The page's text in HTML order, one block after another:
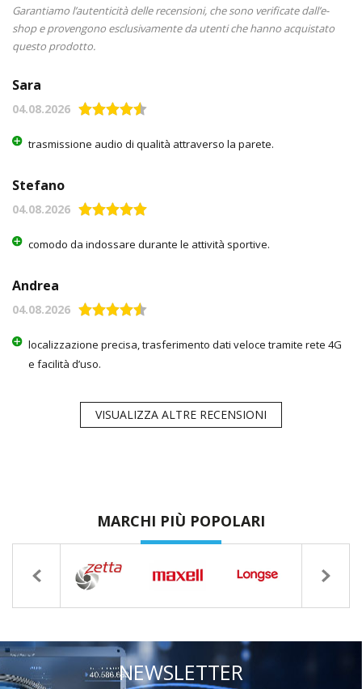
Garantiamo l’autenticità delle recensioni, che sono verificate dall’e-
shop e provengono esclusivamente da utenti che hanno acquistato
questo prodotto.
Sara
04.08.2026
trasmissione audio di qualità attraverso la parete.
Stefano
04.08.2026
comodo da indossare durante le attività sportive.
Andrea
04.08.2026
localizzazione precisa, trasferimento dati veloce tramite rete 4G
e facilità d’uso.
VISUALIZZA ALTRE RECENSIONI
MARCHI PIÙ POPOLARI
NEWSLETTER